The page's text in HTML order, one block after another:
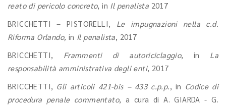
reato di pericolo concreto, in Il penalista 2017
BRICCHETTI – PISTORELLI, Le impugnazioni nella c.d.
Riforma Orlando, in Il penalista, 2017
BRICCHETTI, Frammenti di autoriciclaggio, in La
responsabilità amministrativa degli enti, 2017
BRICCHETTI, Gli articoli 421-bis – 433 c.p.p., in Codice di
procedura penale commentato, a cura di A. GIARDA - G.